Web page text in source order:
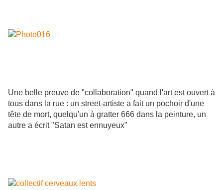
Une belle preuve de "collaboration" quand l'art est ouvert à
tous dans la rue : un street-artiste a fait un pochoir d'une
tête de mort, quelqu'un à gratter 666 dans la peinture, un
autre a écrit "Satan est ennuyeux"